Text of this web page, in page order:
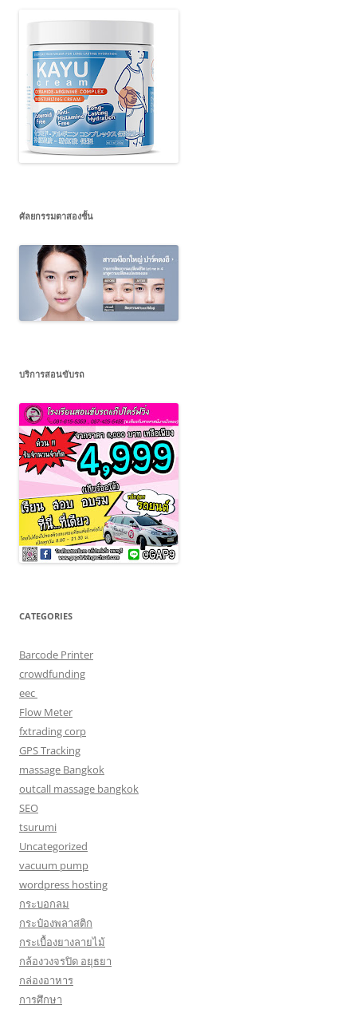
ศัลยกรรมตาสองชั้น
บริการสอนขับรถ
CATEGORIES
Barcode Printer
crowdfunding
eec
Flow Meter
fxtrading corp
GPS Tracking
massage Bangkok
outcall massage bangkok
SEO
tsurumi
Uncategorized
vacuum pump
wordpress hosting
กระบอกลม
กระป๋องพลาสติก
กระเบื้องยางลายไม้
กล้องวงจรปิด อยุธยา
กล่องอาหาร
การศึกษา